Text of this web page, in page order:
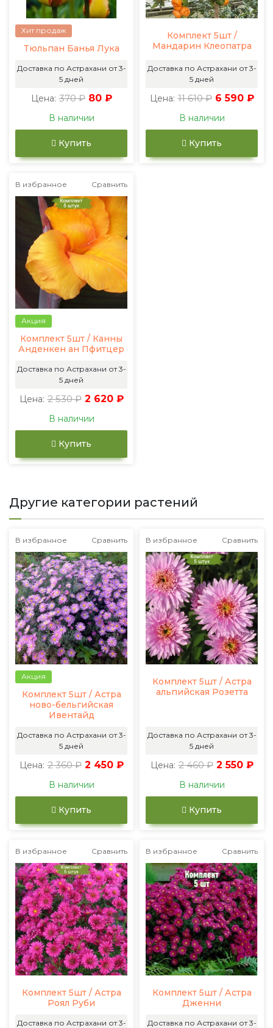
Хит продаж
Тюльпан Банья Лука
Доставка по Астрахани от 3-
5 дней
Цена: 370 ₽ 80 ₽
В наличии
Купить
Комплект 5шт /
Мандарин Клеопатра
Доставка по Астрахани от 3-
5 дней
Цена: 11 610 ₽ 6 590 ₽
В наличии
Купить
В избранное Сравнить
Акция
Комплект 5шт / Канны
Анденкен ан Пфитцер
Доставка по Астрахани от 3-
5 дней
Цена: 2 530 ₽ 2 620 ₽
В наличии
Купить
Другие категории растений
В избранное Сравнить
Акция
Комплект 5шт / Астра
ново-бельгийская
Ивентайд
Доставка по Астрахани от 3-
5 дней
Цена: 2 360 ₽ 2 450 ₽
В наличии
Купить
В избранное Сравнить
Комплект 5шт / Астра
альпийская Розетта
Доставка по Астрахани от 3-
5 дней
Цена: 2 460 ₽ 2 550 ₽
В наличии
Купить
В избранное Сравнить
Комплект 5шт / Астра
Роял Руби
Доставка по Астрахани от 3-
В избранное Сравнить
Комплект 5шт / Астра
Дженни
Доставка по Астрахани от 3-